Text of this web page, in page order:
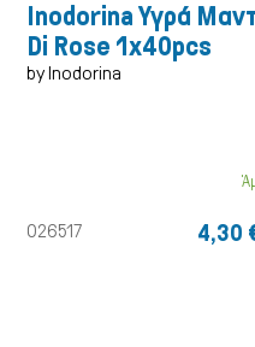
Inodorina Υγρά
Di Rose 1x40pcs
by Inodorina
026517 4,30